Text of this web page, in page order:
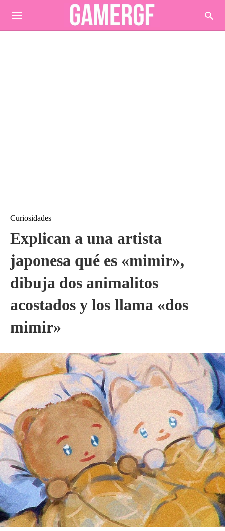
Curiosidades
Explican a una artista
japonesa qué es «mimir»,
dibuja dos animalitos
acostados y los llama «dos
mimir»